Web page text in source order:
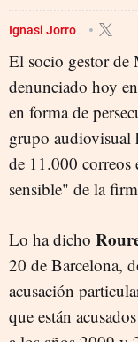
Ignasi Jorro
El socio gestor de
denunciado hoy
en forma de
grupo audiovisual
de 11.000
sensible" de la
Lo ha dicho
20 de Barcelona,
acusación
que están